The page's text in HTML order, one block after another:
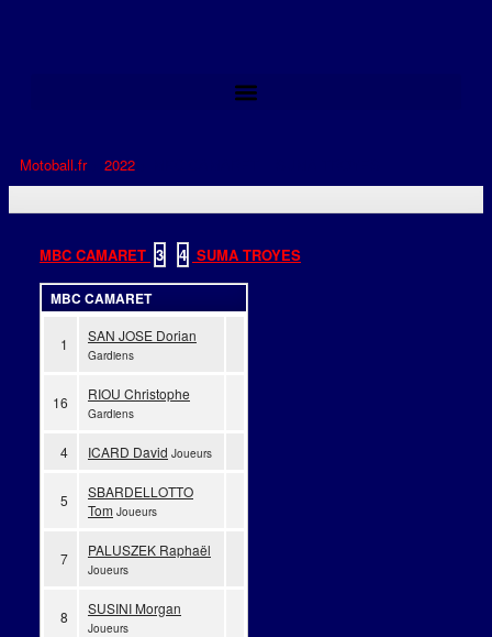
Motoball.fr> 2022
MBC CAMARET 3 4 SUMA TROYES
MBC CAMARET
1 SAN JOSE Dorian
Gardiens
16 RIOU Christophe
Gardiens
4 ICARD David Joueurs
5
SBARDELLOTTO
Tom Joueurs
7 PALUSZEK Raphaël
Joueurs
8 SUSINI Morgan
Joueurs